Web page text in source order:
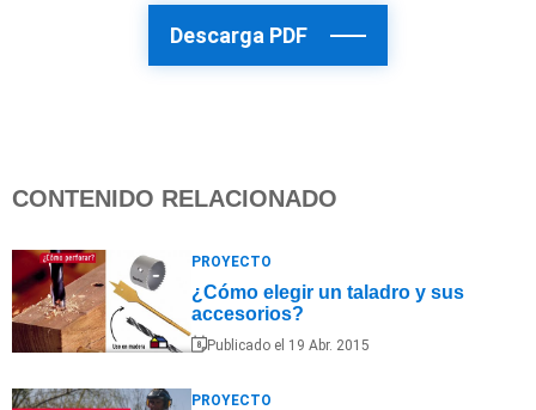
Descarga PDF
CONTENIDO RELACIONADO
PROYECTO
¿Cómo elegir un taladro y sus
accesorios?
Publicado el 19 Abr. 2015
PROYECTO